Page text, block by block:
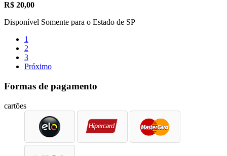
R$ 20,00
Disponível Somente para o Estado de SP
1
2
3
Próximo
Formas de pagamento
cartões